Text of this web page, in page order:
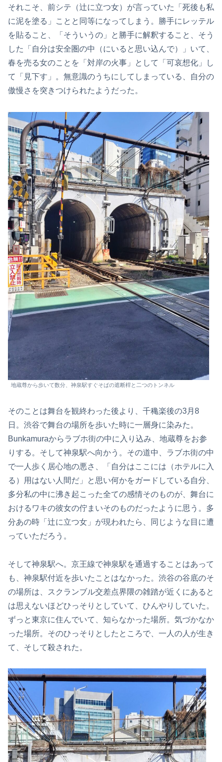
それこそ、前シテ（辻に立つ女）が言っていた「死後も私
に泥を塗る」ことと同等になってしまう。勝手にレッテル
を貼ること、「そういうの」と勝手に解釈すること、そう
した「自分は安全圏の中（にいると思い込んで）」いて、
春を売る女のことを「対岸の火事」として「可哀想化」し
て「見下す」。無意識のうちにしてしまっている、自分の
傲慢さを突きつけられたようだった。
地蔵尊から歩いて数分、神泉駅すぐそばの遮断桿と二つのトンネル
そのことは舞台を観終わった後より、千穐楽後の3月8
日。渋谷で舞台の場所を歩いた時に一層身に染みた。
Bunkamuraからラブホ街の中に入り込み、地蔵尊をお参
りする。そして神泉駅へ向かう。その道中、ラブホ街の中
で一人歩く居心地の悪さ、「自分はここには（ホテルに入
る）用はない人間だ」と思い何かをガードしている自分、
多分私の中に沸き起こった全ての感情そのものが、舞台に
おけるワキの彼女の佇まいそのものだったように思う。多
分あの時「辻に立つ女」が現われたら、同じような目に遭
っていただろう。
そして神泉駅へ。京王線で神泉駅を通過することはあって
も、神泉駅付近を歩いたことはなかった。渋谷の谷底のそ
の場所は、スクランブル交差点界隈の雑踏が近くにあると
は思えないほどひっそりとしていて、ひんやりしていた。
ずっと東京に住んでいて、知らなかった場所。気づかなか
った場所。そのひっそりとしたところで、一人の人が生き
て、そして殺された。